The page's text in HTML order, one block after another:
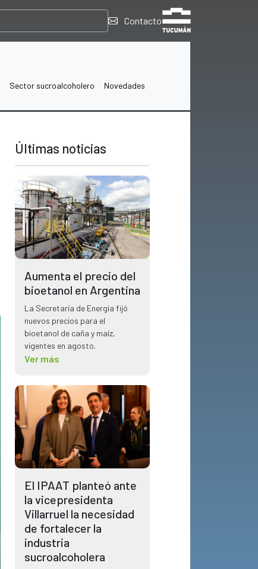
Contacto
Sector sucroalcoholero Novedades
Últimas noticias
Aumenta el precio del
bioetanol en Argentina
La Secretaría de Energía fijó
nuevos precios para el
bioetanol de caña y maíz,
vigentes en agosto.
Ver más
El IPAAT planteó ante
la vicepresidenta
Villarruel la necesidad
de fortalecer la
industria
sucroalcoholera